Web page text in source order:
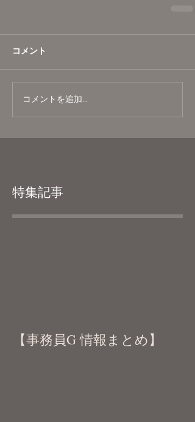
コメント
コメントを追加…
特集記事
【事務員G 情報まとめ】